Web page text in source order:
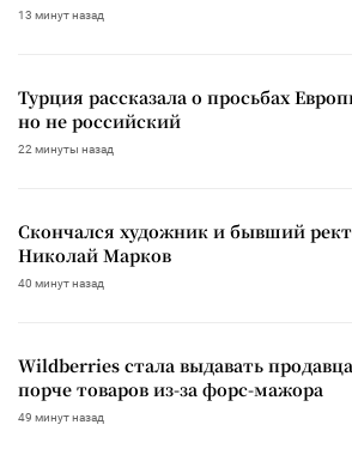
13 минут назад
Турция рассказала о просьбах
но не российский
22 минуты назад
Скончался художник и бывший
Николай Марков
40 минут назад
Wildberries стала выдавать
порче товаров из-за форс-мажора
49 минут назад